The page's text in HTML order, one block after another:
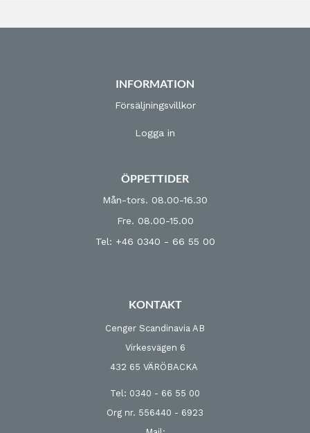
INFORMATION
Försäljningsvillkor
Logga in
ÖPPETTIDER
Mån-tors. 08.00-16.30
Fre. 08.00-15.00
Tel: +46 0340 - 66 55 00
KONTAKT
Cenger Scandinavia AB
Virkesvägen 6
432 65 VÄRÖBACKA
Tel: 0340 - 66 55 00
Org nr. 556440 - 6923